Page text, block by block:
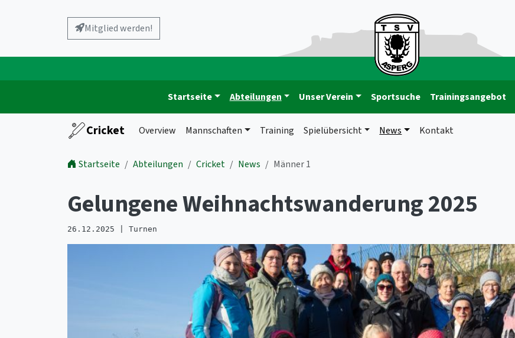
Mitglied werden!
Startseite Abteilungen Unser Verein Sportsuche Trainingsangebot
Cricket Overview Mannschaften Training Spielübersicht News Kontakt
Startseite Abteilungen Cricket News Männer 1
Gelungene Weihnachtswanderung 2025
26.12.2025 | Turnen